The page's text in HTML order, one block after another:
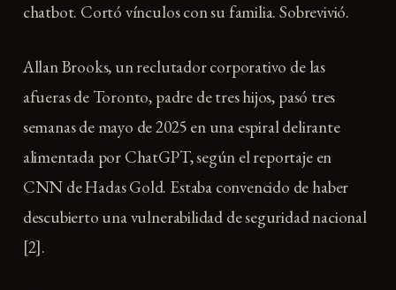
chatbot. Cortó vínculos con su familia. Sobrevivió.
Allan Brooks, un reclutador corporativo de las
afueras de Toronto, padre de tres hijos, pasó tres
semanas de mayo de 2025 en una espiral delirante
alimentada por ChatGPT, según el reportaje en
CNN de Hadas Gold. Estaba convencido de haber
descubierto una vulnerabilidad de seguridad nacional
[2].